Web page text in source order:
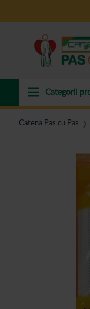
Catena Pas cu Pas ❯